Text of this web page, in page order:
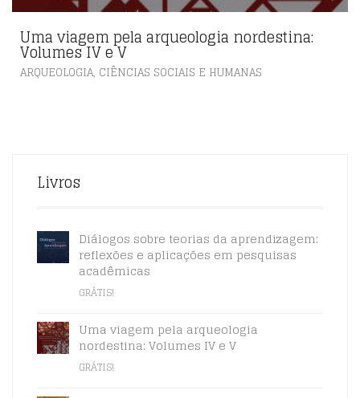
Uma viagem pela arqueologia nordestina:
Volumes IV e V
ARQUEOLOGIA, CIÊNCIAS SOCIAIS E HUMANAS
Livros
Diálogos sobre teorias da aprendizagem:
reflexões e aplicações em pesquisas
acadêmicas
GRÁTIS!
Uma viagem pela arqueologia
nordestina: Volumes IV e V
GRÁTIS!